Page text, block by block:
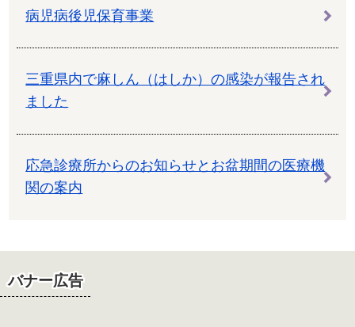
病児病後児保育事業
三重県内で麻しん（はしか）の感染が報告され
ました
応急診療所からのお知らせとお盆期間の医療機
関の案内
バナー広告